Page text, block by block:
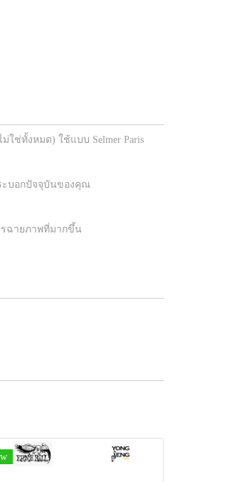
ใช่ทั้งหมด) ใช้แบบ Selmer Paris
ะบอกปัจจุบันของคุณ
รฉายภาพที่มากขึ้น